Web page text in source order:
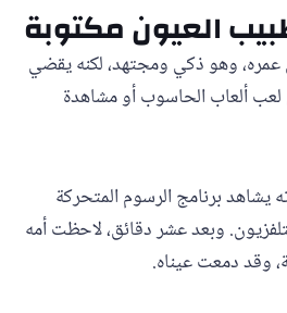
العيون مكتوبة
وهو ذكي ومجتهد، لكنه يقضي
ألعاب الحاسوب أو مشاهدة
برنامج الرسوم المتحركة
وبعد عشر دقائق، لاحظت أمه
وقد دمعت عيناه.